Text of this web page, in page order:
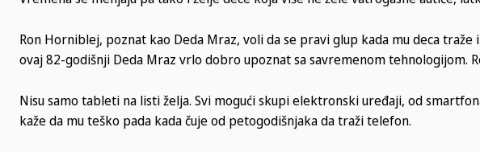
Ron Horniblej, poznat kao Deda Mraz, voli da se pravi glup kada mu deca
ovaj 82-godišnji Deda Mraz vrlo dobro upoznat sa savremenom tehnologijom.
Nisu samo tableti na listi želja. Svi mogući skupi elektronski uređaji, od
kaže da mu teško pada kada čuje od petogodišnjaka da traži telefon.